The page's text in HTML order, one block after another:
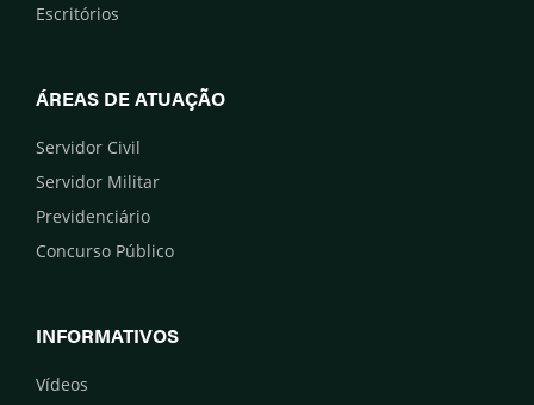
Escritórios
ÁREAS DE ATUAÇÃO
Servidor Civil
Servidor Militar
Previdenciário
Concurso Público
INFORMATIVOS
Vídeos